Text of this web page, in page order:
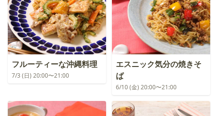
フルーティーな沖縄料理
7/3 (日) 20:00〜21:00
エスニック気分の焼きそ
ば
6/10 (金) 20:00〜21:00